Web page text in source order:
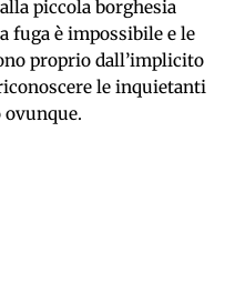
piccola borghesia
fuga è impossibile e le
proprio dall’implicito
le inquietanti
ovunque.